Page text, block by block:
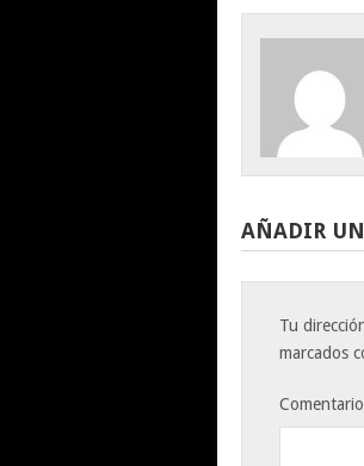
AÑADIR
Tu
marcados